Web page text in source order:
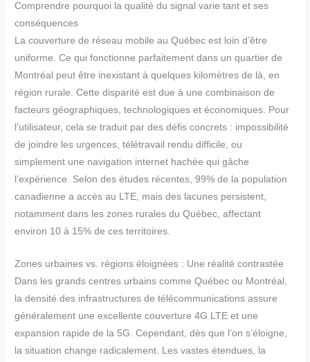
Comprendre pourquoi la qualité du signal varie tant et ses
conséquences
La couverture de réseau mobile au Québec est loin d’être
uniforme. Ce qui fonctionne parfaitement dans un quartier de
Montréal peut être inexistant à quelques kilomètres de là, en
région rurale. Cette disparité est due à une combinaison de
facteurs géographiques, technologiques et économiques. Pour
l’utilisateur, cela se traduit par des défis concrets : impossibilité
de joindre les urgences, télétravail rendu difficile, ou
simplement une navigation internet hachée qui gâche
l’expérience. Selon des études récentes, 99% de la population
canadienne a accès au LTE, mais des lacunes persistent,
notamment dans les zones rurales du Québec, affectant
environ 10 à 15% de ces territoires.
Zones urbaines vs. régions éloignées : Une réalité contrastée
Dans les grands centres urbains comme Québec ou Montréal,
la densité des infrastructures de télécommunications assure
généralement une excellente couverture 4G LTE et une
expansion rapide de la 5G. Cependant, dès que l’on s’éloigne,
la situation change radicalement. Les vastes étendues, la